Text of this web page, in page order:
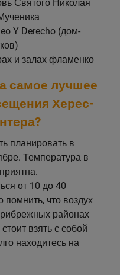
Святого Николая
Y Derecho (дом-
и залах фламенко
самое лучшее
Херес-
планировать в
Температура в
от 10 до 40
что воздух
районах
взять с собой
находитесь на